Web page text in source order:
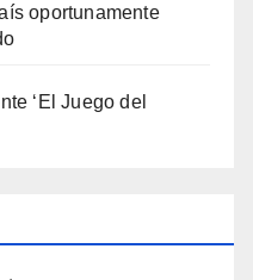
oportunamente
‘El Juego del